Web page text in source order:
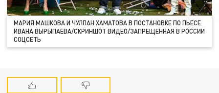
МАРИЯ МАШКОВА И ЧУЛПАН ХАМАТОВА В ПОСТАНОВКЕ ПО ПЬЕСЕ
ИВАНА ВЫРЫПАЕВА/СКРИНШОТ ВИДЕО/ЗАПРЕЩЕННАЯ В РОССИИ
СОЦСЕТЬ